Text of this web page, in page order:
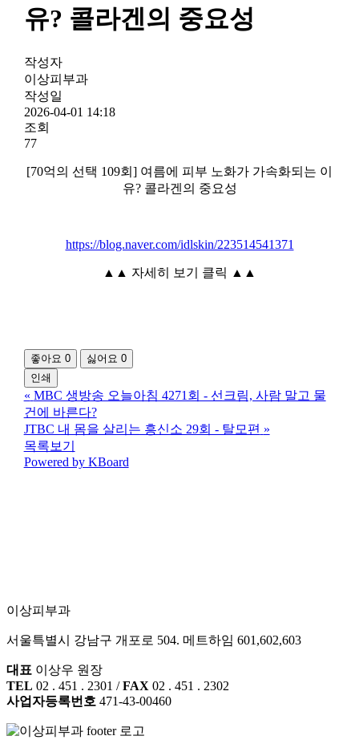
유? 콜라겐의 중요성
작성자
이상피부과
작성일
2026-04-01 14:18
조회
77
[70억의 선택 109회] 여름에 피부 노화가 가속화되는 이
유? 콜라겐의 중요성
https://blog.naver.com/idlskin/223514541371
▲▲ 자세히 보기 클릭 ▲▲
좋아요 0 싫어요 0
인쇄
« MBC 생방송 오늘아침 4271회 - 선크림, 사람 말고 물
건에 바른다?
JTBC 내 몸을 살리는 흥신소 29회 - 탈모편 »
목록보기
Powered by KBoard
이상피부과
서울특별시 강남구 개포로 504. 메트하임 601,602,603
대표 이상우 원장
TEL 02 . 451 . 2301 /FAX 02 . 451 . 2302
사업자등록번호 471-43-00460